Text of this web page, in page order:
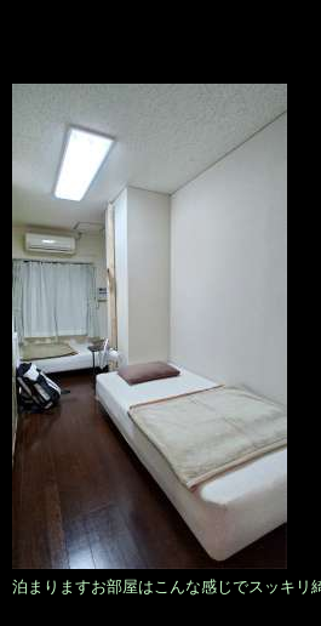
泊まりますお部屋はこんな感じでスッキリ